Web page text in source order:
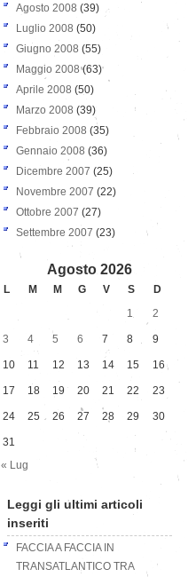
Agosto 2008 (39)
Luglio 2008 (50)
Giugno 2008 (55)
Maggio 2008(63)
Aprile 2008 (50)
Marzo 2008 (39)
Febbraio 2008 (35)
Gennaio 2008 (36)
Dicembre 2007 (25)
Novembre 2007 (22)
Ottobre 2007 (27)
Settembre 2007 (23)
Agosto 2026
L M M G V S
D
1
2
3 4 5 6 7 8 9
10 11 12 13 14 15 16
17 18 19 20 21 22 23
24 25 26 27 28 29 30
31
« Lug
Leggi gli ultimi articoli
inseriti
FACCIA A FACCIA IN
TRANSATLANTICO TRA